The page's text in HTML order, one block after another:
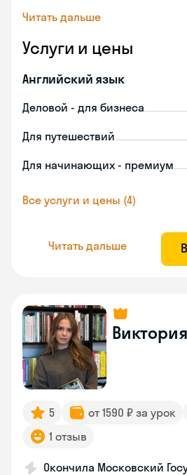
Читать дальше
Услуги и цены
Английский язык
Деловой - для бизнеса
Для путешествий
Для начинающих - премиум
Все услуги и цены (4)
Читать дальше
Виктория
5 от 1590 ₽ за урок
1 отзыв
Окончила Московский